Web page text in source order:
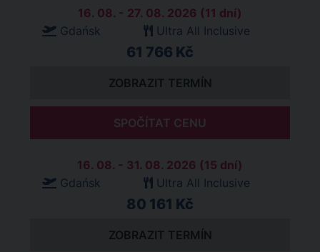
16. 08. - 27. 08. 2026 (11 dní)
Gdańsk
Ultra All Inclusive
61 766 Kč
ZOBRAZIT TERMÍN
SPOČÍTAT CENU
16. 08. - 31. 08. 2026 (15 dní)
Gdańsk
Ultra All Inclusive
80 161 Kč
ZOBRAZIT TERMÍN